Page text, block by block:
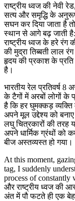
राष्ट्रीय ध्वज की नेवी
सत्य और समृद्धि के
सघन कर दिया जाता है
स्थान से आगे बढ़ जाती
राष्ट्रीय ध्वज के हरे
की मुद्रा तिब्बती लाल
हृदय की प्रकाश के
है।
भारतीय रेल प्रतिवर्ष
के टैगों में अरबों लोगों के
है कि हर घुमक्कड़ व्यक्ति
अपने मूल उद्देश्य को
लघु चित्रकारों की तरह
अपने धार्मिक ग्रंथों
बीज अस्तव्यस्त हो गया।
At this moment,
tag, I suddenly
process of constantly
और राष्ट्रीय ध्वज की
अंत में पौ फटते ही एक